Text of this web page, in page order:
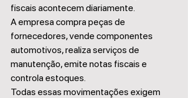
fiscais acontecem diariamente.
A empresa compra peças de
fornecedores, vende componentes
automotivos, realiza serviços de
manutenção, emite notas fiscais e
controla estoques.
Todas essas movimentações exigem